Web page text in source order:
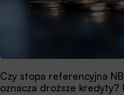
Czy stopa referencyjna
oznacza droższe kredyty?